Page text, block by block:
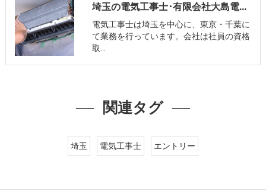
埼玉の電気工事士･有限会社大島電気工事のお客様の声
電気工事士は埼玉を中心に、東京・千葉に
て業務を行っています。会社は社員の資格
取…
関連タグ
埼玉 電気工事士 エントリー